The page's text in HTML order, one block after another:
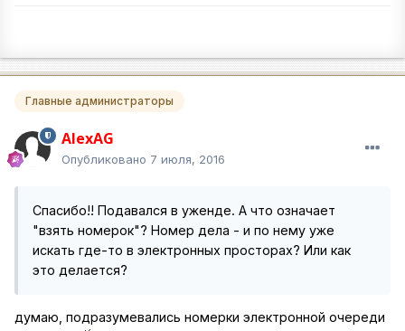
Главные администраторы
AlexAG
Опубликовано 7 июля, 2016
Спасибо!! Подавался в уженде. А что означает
"взять номерок"? Номер дела - и по нему уже
искать где-то в электронных просторах? Или как
это делается?
думаю, подразумевались номерки электронной очереди